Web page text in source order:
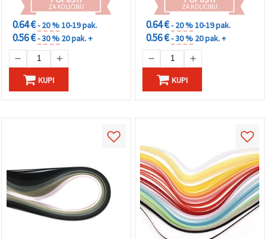
ZA KOLIČINU
0.64 €- 20 %10-19 pak.
0.56 €- 30 % 20 pak. +
KUPI
ZA KOLIČINU
0.64 €- 20 %10-19 pak.
0.56 €- 30 % 20 pak. +
KUPI